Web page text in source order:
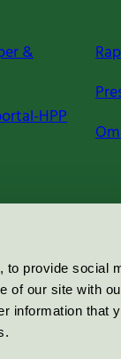
provide social
of our site with
information that
&
HPP